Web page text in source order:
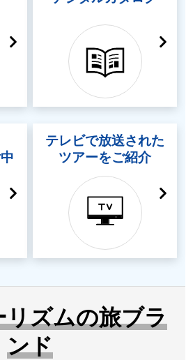
テレビで放送された
ツアーをご紹介
ズムの旅ブラ
ンド